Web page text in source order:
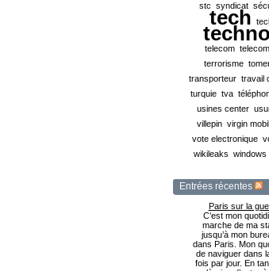
stc syndicat
tech
telecom
terrorisme
transporteur travail
turquie tva
usines center
villepin virgin
vote electronique
wikileaks windows
Entrées récentes
Paris sur la
C’est mon
marche de ma
jusqu’à mon
dans Paris. Mon
de naviguer dans
fois par jour. En